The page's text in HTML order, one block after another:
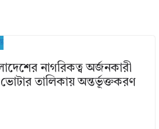
নাগরিকত্ব অর্জনকারী
তালিকায় অন্তর্ভূক্তকরণ